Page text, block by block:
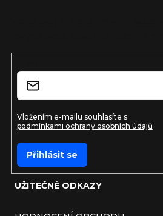
UŽITEČNÉ ODKAZY
Vložením e-mailu souhlasíte s
podmínkami ochrany osobních údajů
Přihlásit se